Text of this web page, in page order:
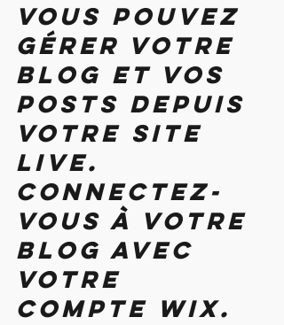
Vous pouvez
gérer votre
blog et vos
posts depuis
votre site
live.
Connectez-
vous à votre
blog avec
votre
compte Wix.